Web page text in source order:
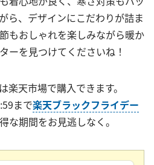
ら、デザインにこだわりが詰ま
もおしゃれを楽しみながら暖か
ーを見つけてくださいね！
楽天市場で購入できます。
まで楽天ブラックフライデー
な期間をお見逃しなく。